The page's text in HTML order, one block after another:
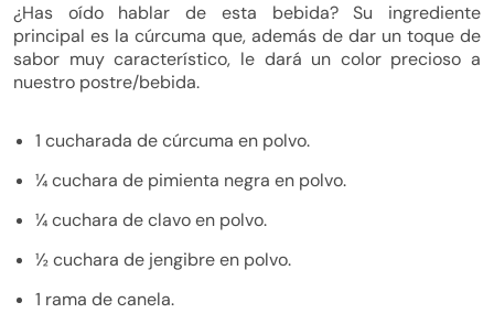
¿Has oído hablar de esta bebida? Su ingrediente
principal es la cúrcuma que, además de dar un toque de
sabor muy característico, le dará un color precioso a
nuestro postre/bebida.
1 cucharada de cúrcuma en polvo.
¼ cuchara de pimienta negra en polvo.
¼ cuchara de clavo en polvo.
½ cuchara de jengibre en polvo.
1 rama de canela.